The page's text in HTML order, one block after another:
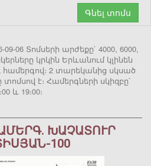
Գնել տոմս
06 Տոմսերի արժեքը` 4000, 6000,
կրկին Երևանում կլինեն
համերգով։ 2 տարեկանից սկսած
է։ Համերգների սկիզբը՝
և 19։00։
ԽԱՉԱՏՈՒՐ
100